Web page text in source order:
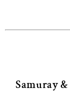
Samuray